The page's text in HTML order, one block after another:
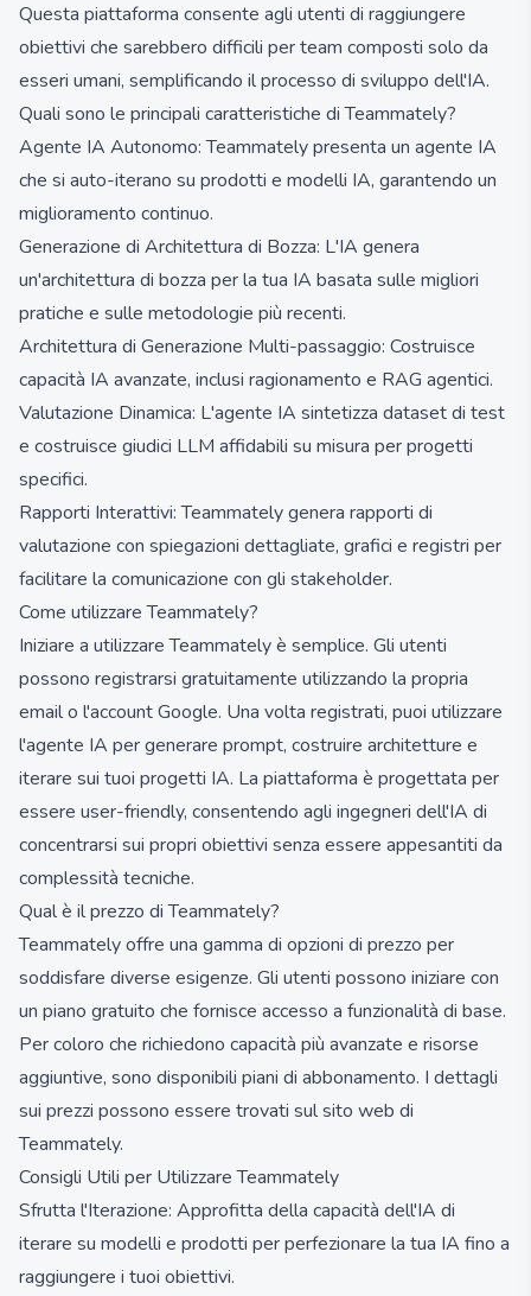
Questa piattaforma consente agli utenti di raggiungere
obiettivi che sarebbero difficili per team composti solo da
esseri umani, semplificando il processo di sviluppo dell'IA.
Quali sono le principali caratteristiche di Teammately?
Agente IA Autonomo: Teammately presenta un agente IA
che si auto-iterano su prodotti e modelli IA, garantendo un
miglioramento continuo.
Generazione di Architettura di Bozza: L'IA genera
un'architettura di bozza per la tua IA basata sulle migliori
pratiche e sulle metodologie più recenti.
Architettura di Generazione Multi-passaggio: Costruisce
capacità IA avanzate, inclusi ragionamento e RAG agentici.
Valutazione Dinamica: L'agente IA sintetizza dataset di test
e costruisce giudici LLM affidabili su misura per progetti
specifici.
Rapporti Interattivi: Teammately genera rapporti di
valutazione con spiegazioni dettagliate, grafici e registri per
facilitare la comunicazione con gli stakeholder.
Come utilizzare Teammately?
Iniziare a utilizzare Teammately è semplice. Gli utenti
possono registrarsi gratuitamente utilizzando la propria
email o l'account Google. Una volta registrati, puoi utilizzare
l'agente IA per generare prompt, costruire architetture e
iterare sui tuoi progetti IA. La piattaforma è progettata per
essere user-friendly, consentendo agli ingegneri dell'IA di
concentrarsi sui propri obiettivi senza essere appesantiti da
complessità tecniche.
Qual è il prezzo di Teammately?
Teammately offre una gamma di opzioni di prezzo per
soddisfare diverse esigenze. Gli utenti possono iniziare con
un piano gratuito che fornisce accesso a funzionalità di base.
Per coloro che richiedono capacità più avanzate e risorse
aggiuntive, sono disponibili piani di abbonamento. I dettagli
sui prezzi possono essere trovati sul sito web di
Teammately.
Consigli Utili per Utilizzare Teammately
Sfrutta l'Iterazione: Approfitta della capacità dell'IA di
iterare su modelli e prodotti per perfezionare la tua IA fino a
raggiungere i tuoi obiettivi.